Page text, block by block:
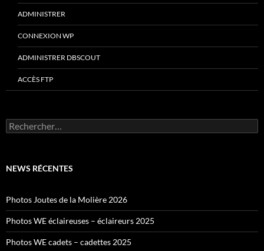
ADMINISTRER
CONNEXION WP
ADMINISTRER DBSCOUT
ACCÈS FTP
Rechercher :
NEWS RÉCENTES
Photos Joutes de la Molière 2026
Photos WE éclaireuses – éclaireurs 2025
Photos WE cadets – cadettes 2025